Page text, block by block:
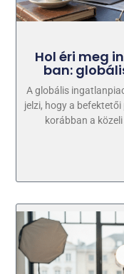
Hol éri meg
ban:
A globális
jelzi, hogy a
korábban a